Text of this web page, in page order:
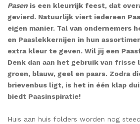
Pasen is een kleurrijk feest, dat
gevierd. Natuurlijk viert iedereen
eigen manier. Tal van ondernemers
en Paaslekkernijen in hun
extra kleur te geven. Wil jij een
Denk dan aan het gebruik van
groen, blauw, geel en paars. Zodra
brievenbus ligt, is het in één klap
biedt Paasinspiratie!
Huis aan huis folders worden nog